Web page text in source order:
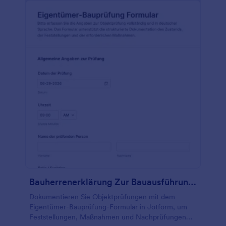
Bauherrenerklärung Zur Bauausführung Prüfung
Dokumentieren Sie Objektprüfungen mit dem
Eigentümer-Bauprüfung-Formular in Jotform, um
Feststellungen, Maßnahmen und Nachprüfungen